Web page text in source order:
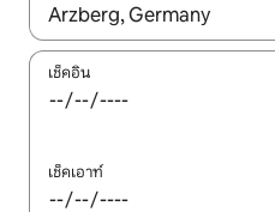
ใช้ลูกศรขึ้นลง หรือใช้การสัมผั
เช็คอิน
เช็คเอาท์